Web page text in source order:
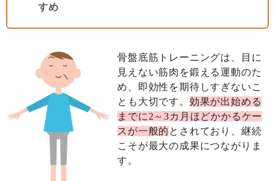
すめ
骨盤底筋トレーニングは、目に
見えない筋肉を鍛える運動のた
め、即効性を期待しすぎないこ
とも大切です。 効果が出始める
までに2～3カ月ほどかかるケー
スが一般的 とされており、継続
こそが最大の成果につながりま
す。